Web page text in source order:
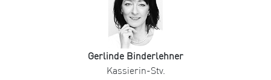
Gerlinde Binderlehner
Kassierin-Stv.